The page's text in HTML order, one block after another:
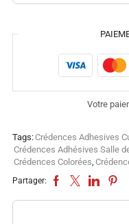
Votre
Tags:Crédences Adhesives
Crédences Adhésives Salle
Crédences Colorées
Partager: